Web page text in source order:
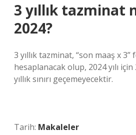
3 yıllık tazminat
2024?
3 yıllık tazminat, “son maaş x
hesaplanacak olup, 2024 yılı
yıllık sınırı geçemeyecektir.
Tarih: Makaleler